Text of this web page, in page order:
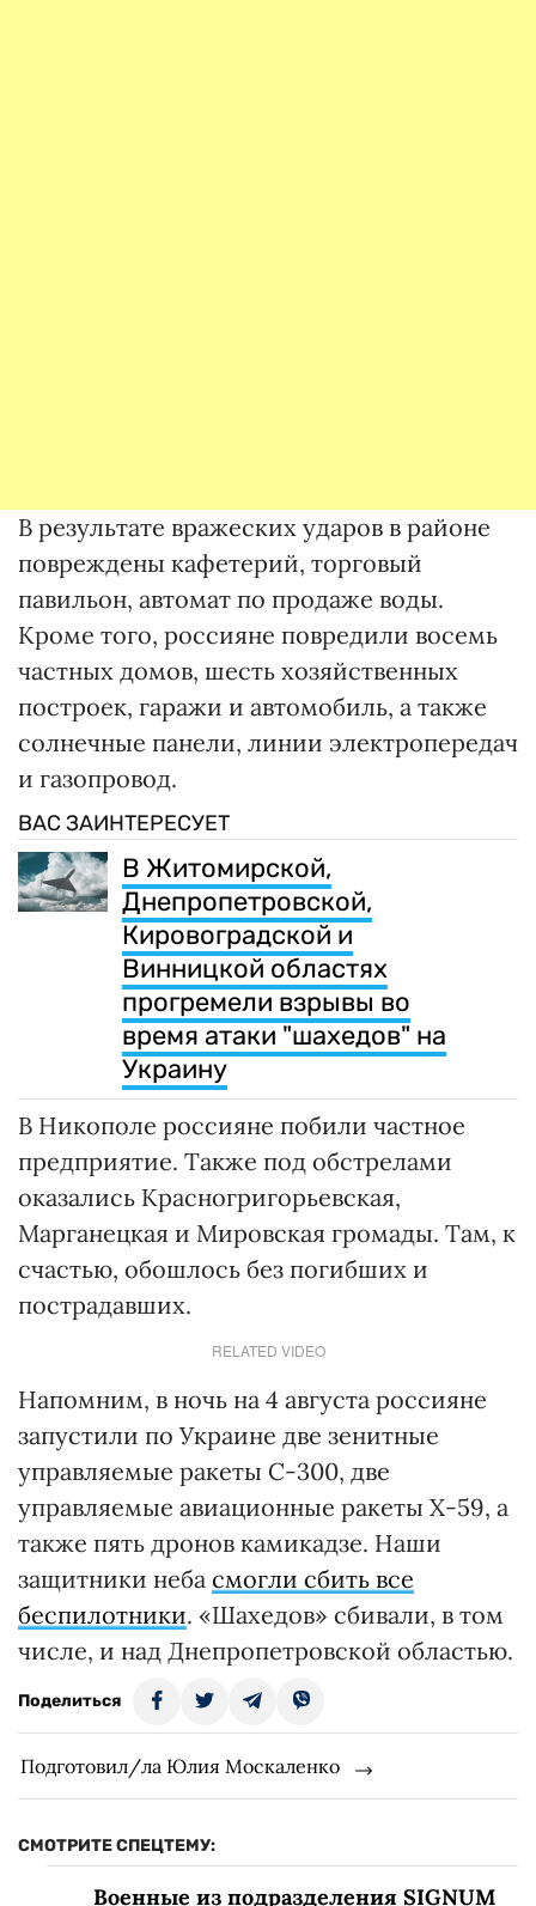
В результате вражеских ударов в районе
повреждены кафетерий, торговый
павильон, автомат по продаже воды.
Кроме того, россияне повредили восемь
частных домов, шесть хозяйственных
построек, гаражи и автомобиль, а также
солнечные панели, линии электропередач
и газопровод.
ВАС ЗАИНТЕРЕСУЕТ
В Житомирской,
Днепропетровской,
Кировоградской и
Винницкой областях
прогремели взрывы во
время атаки "шахедов" на
Украину
В Никополе россияне побили частное
предприятие. Также под обстрелами
оказались Красногригорьевская,
Марганецкая и Мировская громады. Там, к
счастью, обошлось без погибших и
пострадавших.
RELATED VIDEO
Напомним, в ночь на 4 августа россияне
запустили по Украине две зенитные
управляемые ракеты С-300, две
управляемые авиационные ракеты Х-59, а
также пять дронов камикадзе. Наши
защитники неба смогли сбить все
беспилотники. «Шахедов» сбивали, в том
числе, и над Днепропетровской областью.
Поделиться
Подготовил/ла Юлия Москаленко
СМОТРИТЕ СПЕЦТЕМУ:
Военные из подразделения SIGNUM